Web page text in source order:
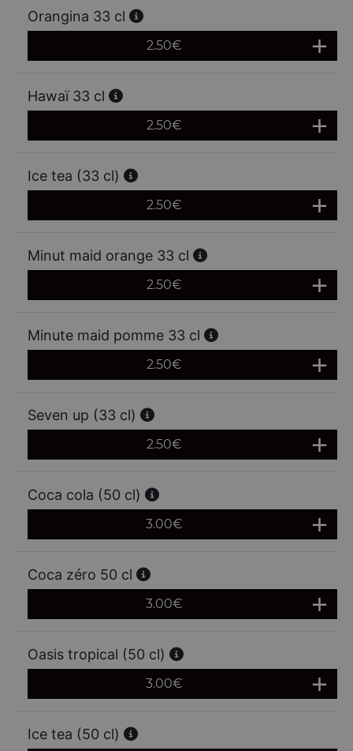
Orangina 33 cl
2.50€
Hawaï 33 cl
2.50€
Ice tea (33 cl)
2.50€
Minut maid orange 33 cl
2.50€
Minute maid pomme 33 cl
2.50€
Seven up (33 cl)
2.50€
Coca cola (50 cl)
3.00€
Coca zéro 50 cl
3.00€
Oasis tropical (50 cl)
3.00€
Ice tea (50 cl)